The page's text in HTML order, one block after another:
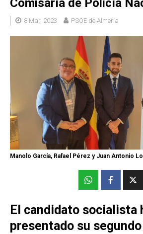
Comisaría de Policía
8 Mar, 2023 PSOE de Almería
Manolo García, Rafael Pérez y Juan Antonio
El candidato socialista
presentado su